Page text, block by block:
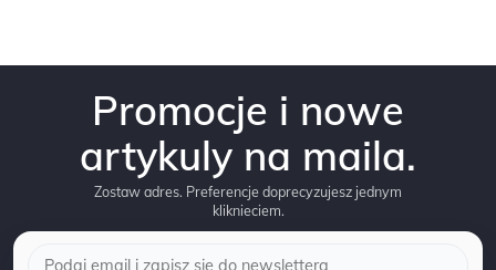
Promocje i nowe
artykuly na maila.
Zostaw adres. Preferencje doprecyzujesz jednym
kliknieciem.